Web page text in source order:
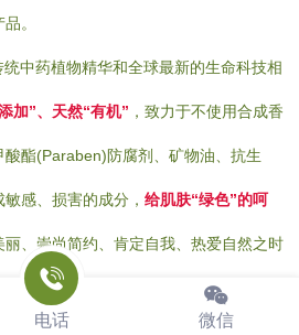
。
统中药植物精华和全球最新的生命科技相
加”、天然“有机” ，致力于不使用合成香
酯(Paraben)防腐剂、矿物油、抗生
感、损害的成分， 给肌肤“绿色”的呵
丽、崇尚简约、肯定自我、热爱自然之时
您提供 纯净、简约、健康 的产品
电话 微信